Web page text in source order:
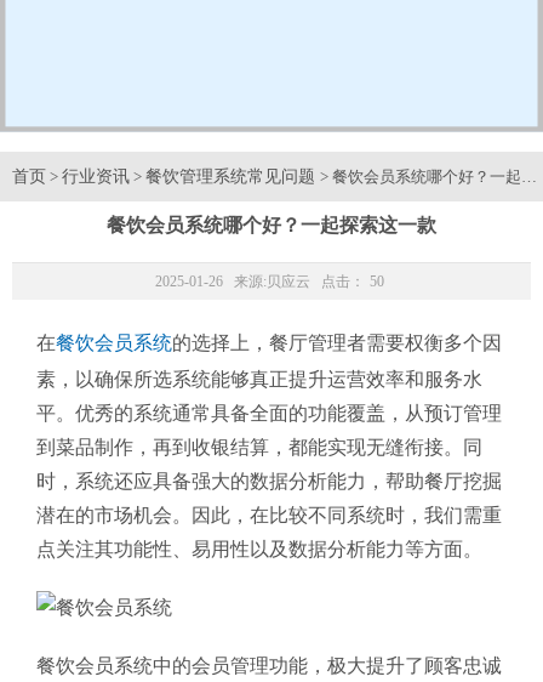
首页 > 行业资讯 > 餐饮管理系统常见问题 > 餐饮会员系统哪个好？一起探
餐饮会员系统哪个好？一起探索这一款
2025-01-26 来源: 贝应云 点击： 50
在餐饮会员系统的选择上，餐厅管理者需要权衡多个因
素，以确保所选系统能够真正提升运营效率和服务水
平。优秀的系统通常具备全面的功能覆盖，从预订管理
到菜品制作，再到收银结算，都能实现无缝衔接。同
时，系统还应具备强大的数据分析能力，帮助餐厅挖掘
潜在的市场机会。因此，在比较不同系统时，我们需重
点关注其功能性、易用性以及数据分析能力等方面。
餐饮会员系统中的会员管理功能，极大提升了顾客忠诚